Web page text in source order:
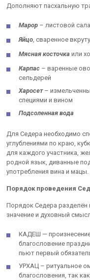
Дополняют пасхальную
Марор – листовой
Яйцо , сваренное
Мясная косточка или
Карпас – варенные
сельдерей
Харосет–
специями и вином
Подсоленная вода
Для Седера необходимо
углублениями по краю,
для каждого участника,
родной язык, диванные
употребления вина и мацы.
Порядок проведения
Порядок Седера
значение и духовный
КАДЕШ —
благословение
пьют первый
УРХАЦ – ритуальное
благословения, так